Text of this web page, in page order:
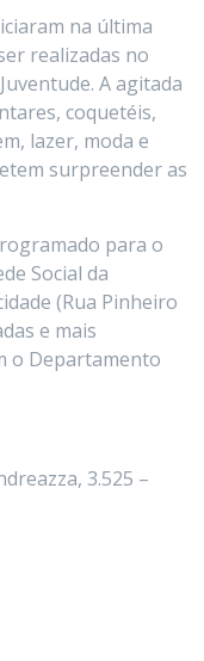
na última
realizadas no
A agitada
coquetéis,
lazer, moda e
surpreender as
para o
Social da
(Rua Pinheiro
e mais
o Departamento
3.525 –